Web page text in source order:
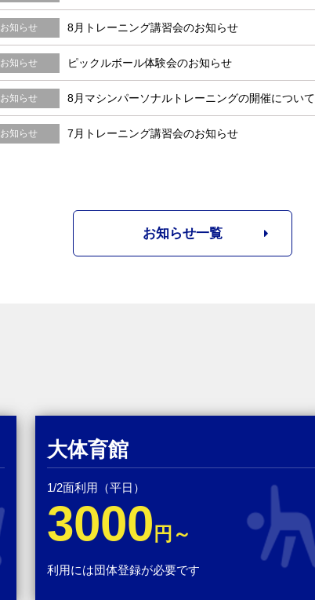
お知らせ 8月トレーニング講習会のお知らせ
お知らせ ピックルボール体験会のお知らせ
お知らせ 8月マシンパーソナルトレーニングの開催について
お知らせ 7月トレーニング講習会のお知らせ
お知らせ一覧
大体育館
1/2面利用（平日）
3000 円～
利用には団体登録が必要です